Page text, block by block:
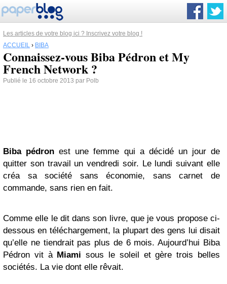
Les articles de votre blog ici ? Inscrivez votre blog !
ACCUEIL › BIBA
Connaissez-vous Biba Pédron et My
French Network ?
Publié le 16 octobre 2013 par Polb
Bibapédron est une femme qui a décidé un jour de
quitter son travail un vendredi soir. Le lundi suivant elle
créa sa société sans économie, sans carnet de
commande, sans rien en fait.
Comme elle le dit dans son livre, que je vous propose ci-
dessous en téléchargement, la plupart des gens lui disait
qu’elle ne tiendrait pas plus de 6 mois. Aujourd’hui Biba
Pédron vit à Miami sous le soleil et gère trois belles
sociétés. La vie dont elle rêvait.